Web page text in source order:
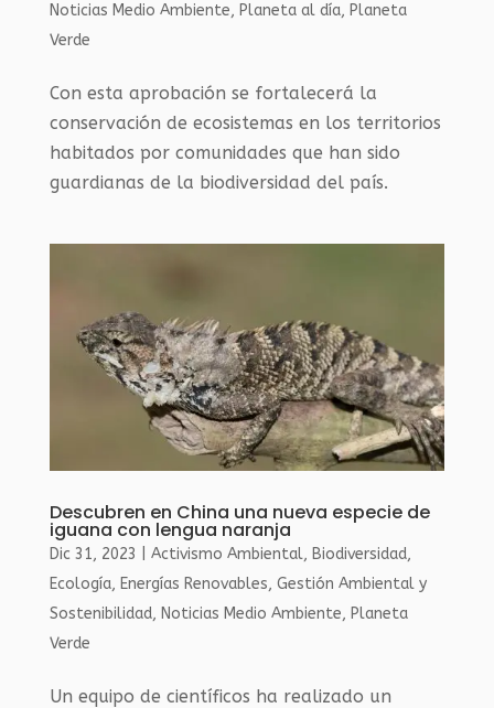
Noticias Medio Ambiente, Planeta al día, Planeta
Verde
Con esta aprobación se fortalecerá la
conservación de ecosistemas en los territorios
habitados por comunidades que han sido
guardianas de la biodiversidad del país.
Descubren en China una nueva especie de
iguana con lengua naranja
Dic 31, 2023 Activismo Ambiental, Biodiversidad,
Ecología, Energías Renovables, Gestión Ambiental y
Sostenibilidad, Noticias Medio Ambiente, Planeta
Verde
Un equipo de científicos ha realizado un